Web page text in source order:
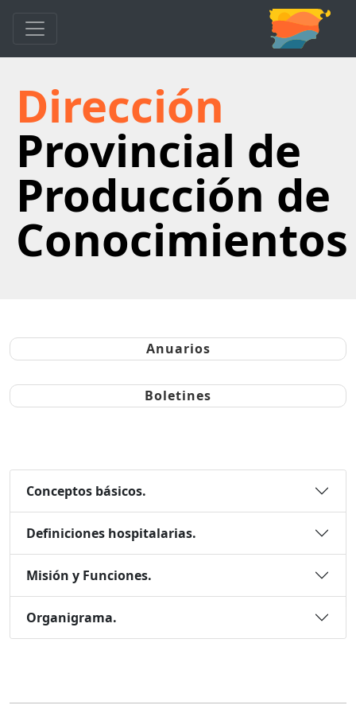
Dirección
Provincial de
Producción de
Conocimientos
Anuarios
Boletines
Conceptos básicos.
Definiciones hospitalarias.
Misión y Funciones.
Organigrama.